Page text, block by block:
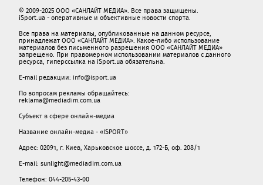
© 2009-2025 ООО «САНЛАЙТ МЕДИА». Все права защищены.
iSport.ua - оперативные и объективные новости спорта.
Все права на материалы, опубликованные на данном ресурсе,
принадлежат ООО «САНЛАЙТ МЕДИА». Какое-либо использование
материалов без письменного разрешения ООО «САНЛАЙТ МЕДИА»
запрещено. При правомерном использовании материалов с данного
ресурса, гиперссылка на iSport.ua обязательна.
E-mail редакции: info@isport.ua
По вопросам рекламы обращайтесь:
reklama@mediadim.com.ua
Субъект в сфере онлайн-медиа
Название онлайн-медиа - «ISPORT»
Адрес: 02091, г. Киев, Харьковское шоссе, д. 172-Б, оф. 208/1
E-mail: sunlight@mediadim.com.ua
Телефон: 044-205-43-00